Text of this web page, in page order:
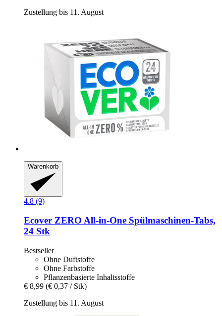
Zustellung bis 11. August
Warenkorb
4.8 (9)
Ecover ZERO All-​in-​One Spülmaschinen-​Tabs,
24 Stk
Bestseller
Ohne Duftstoffe
Ohne Farbstoffe
Pflanzenbasierte Inhaltsstoffe
€ 8,99 (€ 0,37 / Stk)
Zustellung bis 11. August